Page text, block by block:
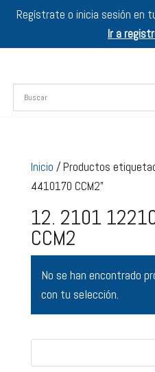
Regístrate o inicia sesión en
Ir a
Inicio / Productos
4410170 CCM2”
12. 2101
CCM2
No se han encontrado
con tu selección.